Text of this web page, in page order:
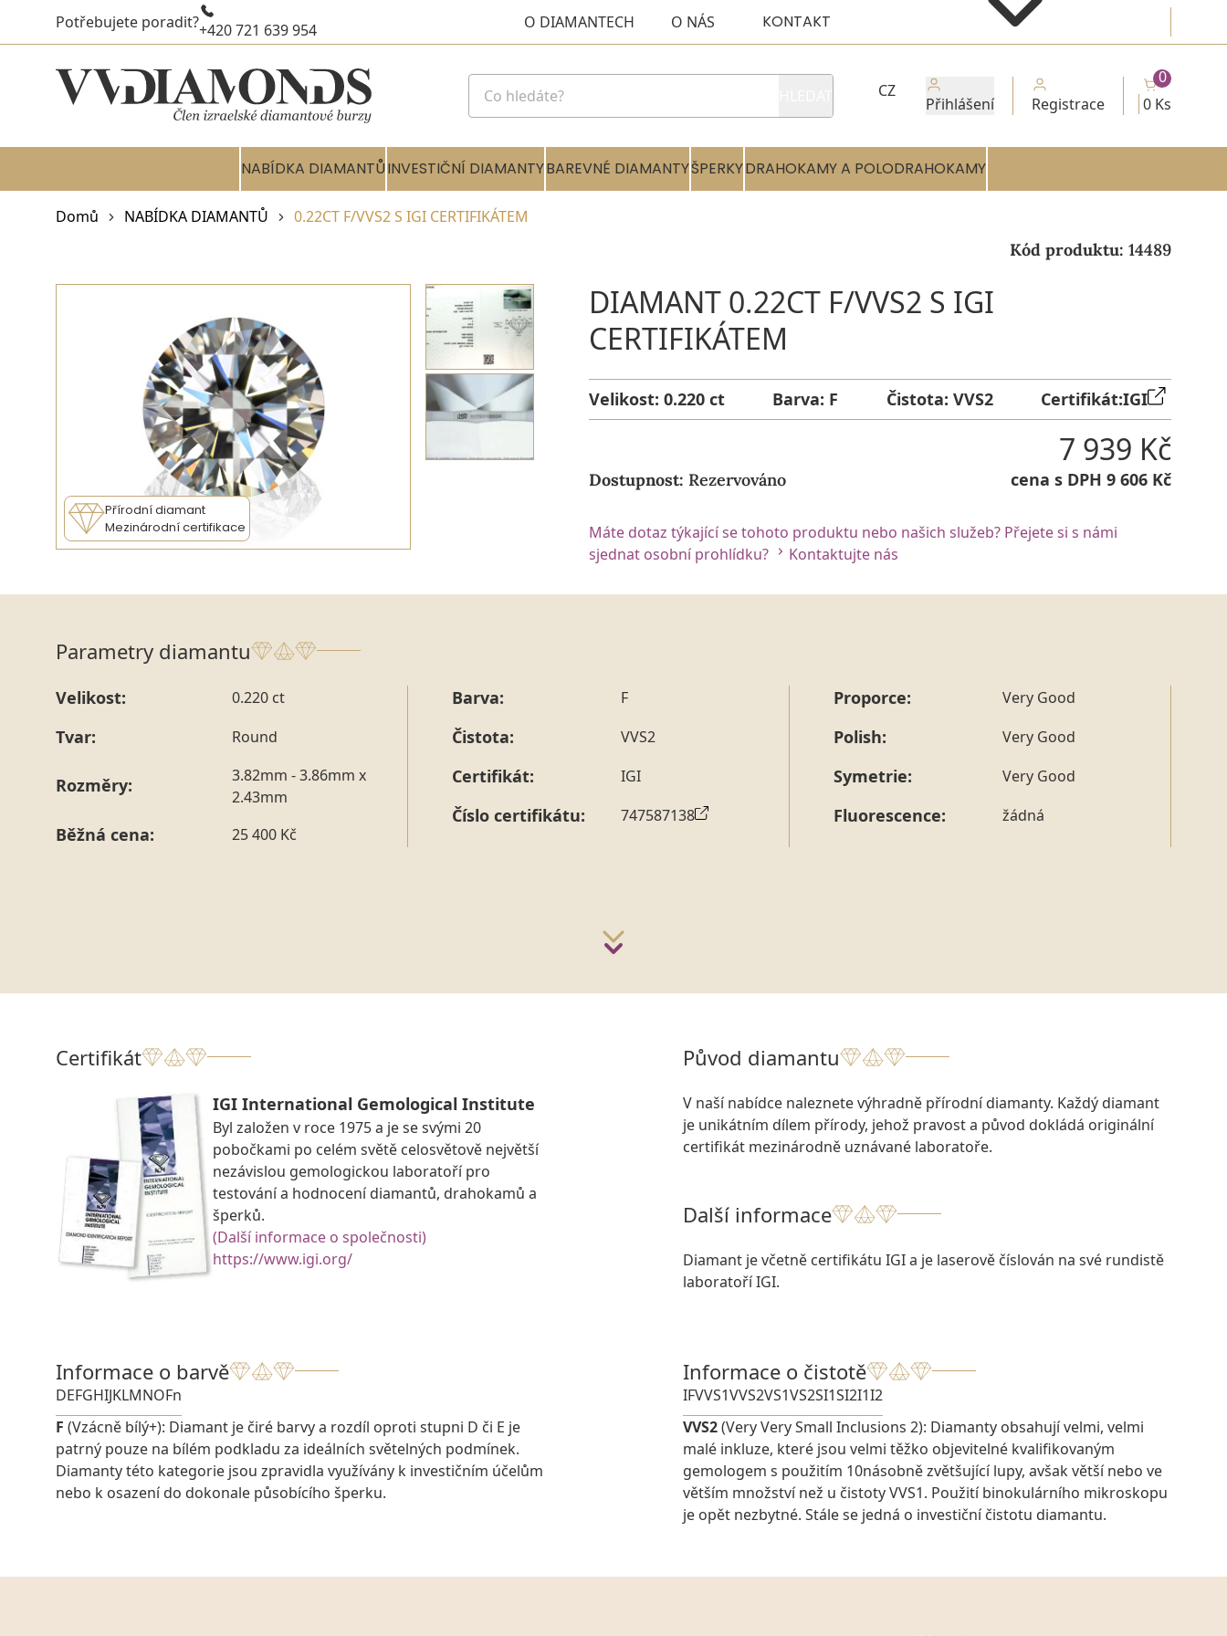
Potřebujete poradit?+420 721 639 954 O DIAMANTECH O NÁS KONTAKT
CZ
Přihlášení Registrace 0 Ks
0
NABÍDKA DIAMANTŮINVESTIČNÍ DIAMANTYBAREVNÉ DIAMANTYŠPERKYDRAHOKAMY A POLODRAHOKAMY
Domů NABÍDKA DIAMANTŮ 0.22CT F/VVS2 S IGI CERTIFIKÁTEM
Kód produktu: 14489
Přírodní diamant
Mezinárodní certifikace
DIAMANT 0.22CT F/VVS2 S IGI
CERTIFIKÁTEM
Velikost: 0.220 ct Barva: F Čistota: VVS2 Certifikát:IGI
Dostupnost: Rezervováno
7 939 Kč
cena s DPH 9 606 Kč
Máte dotaz týkající se tohoto produktu nebo našich služeb? Přejete si s námi
sjednat osobní prohlídku?
Kontaktujte nás
Parametry diamantu
Velikost: 0.220 ct
Tvar: Round
Rozměry:
3.82mm - 3.86mm x
2.43mm
Běžná cena: 25 400 Kč
Barva: F
Čistota: VVS2
Certifikát: IGI
Číslo certifikátu: 747587138
Proporce: Very Good
Polish: Very Good
Symetrie: Very Good
Fluorescence: žádná
Certifikát
IGI International Gemological Institute
Byl založen v roce 1975 a je se svými 20
pobočkami po celém světě celosvětově největší
nezávislou gemologickou laboratoří pro
testování a hodnocení diamantů, drahokamů a
šperků.
(Další informace o společnosti)
https://www.igi.org/
Původ diamantu
V naší nabídce naleznete výhradně přírodní diamanty. Každý diamant
je unikátním dílem přírody, jehož pravost a původ dokládá originální
certifikát mezinárodně uznávané laboratoře.
Další informace
Diamant je včetně certifikátu IGI a je laserově číslován na své rundistě
laboratoří IGI.
Informace o barvě
DEFGHIJKLMNOFn
F (Vzácně bílý+): Diamant je čiré barvy a rozdíl oproti stupni D či E je
patrný pouze na bílém podkladu za ideálních světelných podmínek.
Diamanty této kategorie jsou zpravidla využívány k investičním účelům
nebo k osazení do dokonale působícího šperku.
Informace o čistotě
IFVVS1VVS2VS1VS2SI1SI2I1I2
VVS2(Very Very Small Inclusions 2): Diamanty obsahují velmi, velmi
malé inkluze, které jsou velmi těžko objevitelné kvalifikovaným
gemologem s použitím 10násobně zvětšující lupy, avšak větší nebo ve
větším množství než u čistoty VVS1. Použití binokulárního mikroskopu
je opět nezbytné. Stále se jedná o investiční čistotu diamantu.